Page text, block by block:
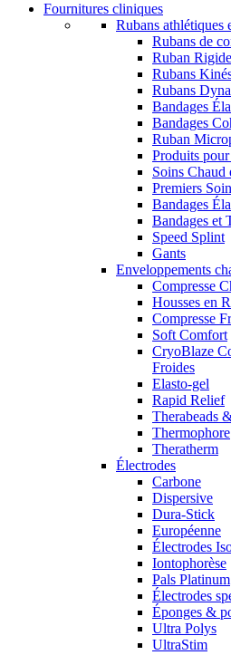
Fournitures cliniques
Rubans athlétiques
Rubans de
Ruban Rigide
Rubans
Rubans
Bandages
Bandages
Ruban
Produits
Soins Chaud
Premiers
Bandages
Bandages et
Speed Splint
Gants
Enveloppements
Compresse
Housses en
Compresse
Soft Comfort
CryoBlaze
Froides
Elasto-gel
Rapid Relief
Therabeads
Thermophore
Theratherm
Électrodes
Carbone
Dispersive
Dura-Stick
Européenne
Électrodes
Iontophorèse
Pals Platinum
Électrodes
Éponges &
Ultra Polys
UltraStim